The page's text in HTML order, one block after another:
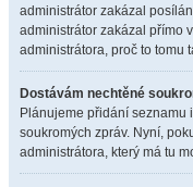
administrátor zakázal
administrátor zakázal přímo
administrátora, proč to tomu
Dostávám nechtěné
Plánujeme přidání seznamu
soukromých zpráv. Nyní,
administrátora, který má tu